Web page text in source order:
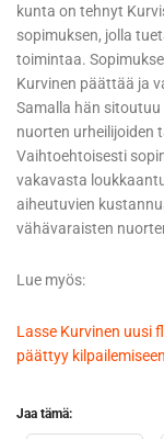
kunta on tehnyt
sopimuksen, jolla
toimintaa.
Kurvinen päättää ja
Samalla hän
nuorten urheilijoiden
Vaihtoehtoisesti
vakavasta
aiheutuvien
vähävaraisten
Lue myös:
Lasse Kurvinen uusi
päättyy
Jaa tämä: